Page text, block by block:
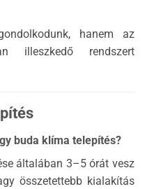
hanem az
illeszkedő rendszert
buda klíma telepítés?
általában 3–5 órát vesz
összetettebb kialakítás